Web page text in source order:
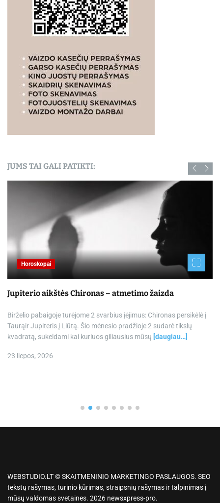
JUMS TAI GALI PATIKTI:
Kauno naujienos
Kauno miesto savivaldybė Tarpdisciplininio itin gabių
baigimo šventė
Šioje svetainėje naudojami mūsų ir trečiųjų šalių slapukai. Jūsų
valdyti interneto svetainę ir užtikrinti jos apsaugą,
WEBSTUDIO.LT © SKAITMENINIO MARKETINGO PASLAUGOS. SEO
tekstų rašymas, turinio kūrimas, straipsnių rašymas ir talpinimas į
mūsų valdomas svetaines. 2026 newsxpress-pro.